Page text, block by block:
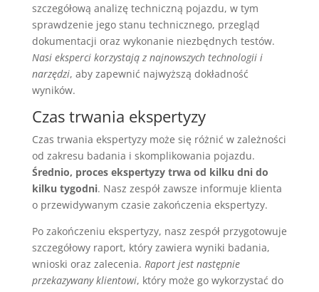
szczegółową analizę techniczną pojazdu, w tym
sprawdzenie jego stanu technicznego, przegląd
dokumentacji oraz wykonanie niezbędnych testów.
Nasi eksperci korzystają z najnowszych technologii i
narzędzi, aby zapewnić najwyższą dokładność
wyników.
Czas trwania ekspertyzy
Czas trwania ekspertyzy może się różnić w zależności
od zakresu badania i skomplikowania pojazdu.
Średnio, proces ekspertyzy trwa od kilku dni do
kilku tygodni. Nasz zespół zawsze informuje klienta
o przewidywanym czasie zakończenia ekspertyzy.
Po zakończeniu ekspertyzy, nasz zespół przygotowuje
szczegółowy raport, który zawiera wyniki badania,
wnioski oraz zalecenia. Raport jest następnie
przekazywany klientowi, który może go wykorzystać do